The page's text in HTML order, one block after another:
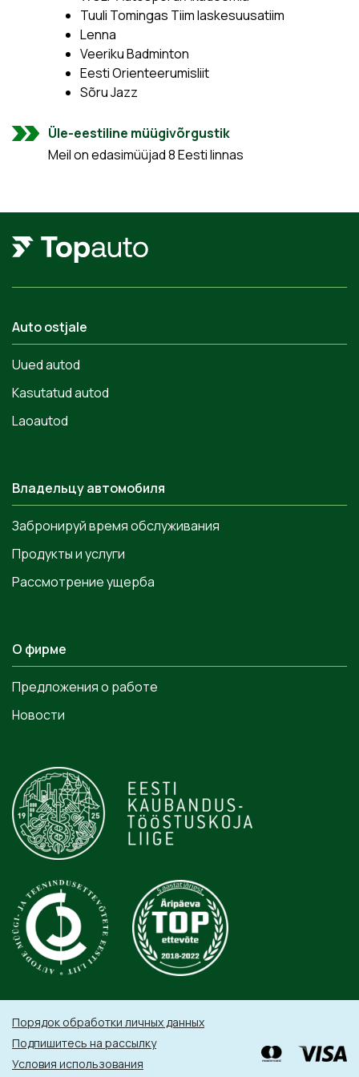
Tuuli Tomingas Tiim laskesuusatiim
Lenna
Veeriku Badminton
Eesti Orienteerumisliit
Sõru Jazz
Üle-eestiline müügivõrgustik
Meil on edasimüüjad 8 Eesti linnas
Auto ostjale
Uued autod
Kasutatud autod
Laoautod
Владельцу автомобиля
Забронируй время обслуживания
Продукты и услуги
Рассмотрение ущерба
О фирме
Предложения о работе
Новости
Порядок обработки личных данных
Подпишитесь на рассылку
Условия использования